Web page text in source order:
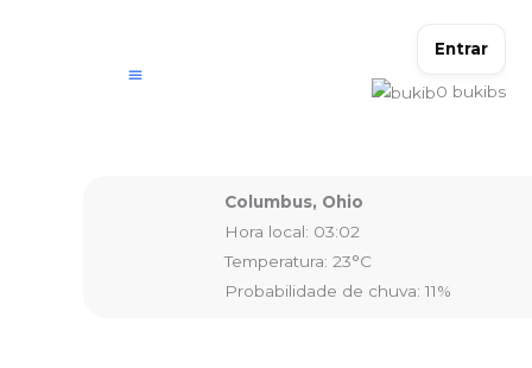
Entrar
0 bukibs
Columbus, Ohio
Hora local: 03:02
Temperatura: 23°C
Probabilidade de chuva: 11%